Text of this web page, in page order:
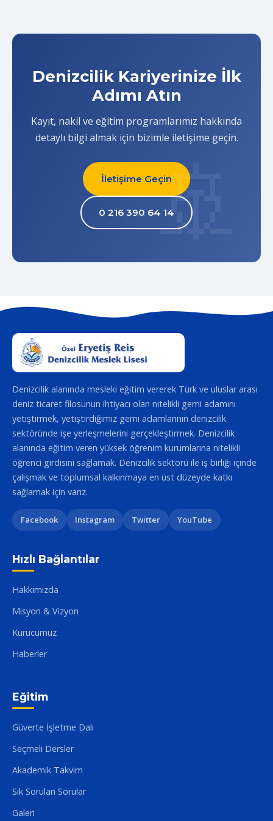
Denizcilik Kariyerinize İlk
Adımı Atın
Kayıt, nakil ve eğitim programlarımız hakkında
detaylı bilgi almak için bizimle iletişime geçin.
İletişime Geçin
0 216 390 64 14
Denizcilik alanında mesleki eğitim vererek Türk ve uluslar arası
deniz ticaret filosunun ihtiyacı olan nitelikli gemi adamını
yetiştirmek, yetiştirdiğimiz gemi adamlarının denizcilik
sektöründe işe yerleşmelerini gerçekleştirmek. Denizcilik
alanında eğitim veren yüksek öğrenim kurumlarına nitelikli
öğrenci girdisini sağlamak. Denizcilik sektörü ile iş birliği içinde
çalışmak ve toplumsal kalkınmaya en üst düzeyde katkı
sağlamak için varız.
Facebook Instagram Twitter YouTube
Hızlı Bağlantılar
Hakkımızda
Misyon & Vizyon
Kurucumuz
Haberler
Eğitim
Güverte İşletme Dalı
Seçmeli Dersler
Akademik Takvim
Sık Sorulan Sorular
Galeri